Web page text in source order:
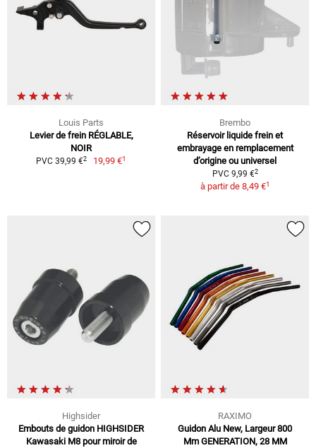
Louis Parts
Levier de frein RÉGLABLE,
NOIR
PVC 39,99 €2 19,99 €1
Brembo
Réservoir liquide frein et
embrayage en remplacement
d’origine ou universel
PVC 9,99 €2
à partir de 8,49 €1
Highsider
Embouts de guidon HIGHSIDER
Kawasaki M8 pour miroir de
RAXIMO
Guidon Alu New, Largeur 800
Mm GENERATION, 28 MM